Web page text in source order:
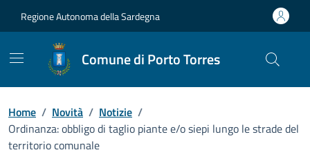
Regione Autonoma della Sardegna
Comune di Porto Torres
Home / Novità / Notizie /
Ordinanza: obbligo di taglio piante e/o siepi lungo le strade del
territorio comunale